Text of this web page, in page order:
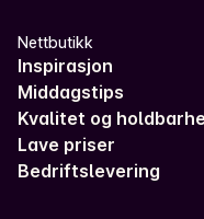
Nettbutikk
Inspirasjon
Middagstips
Kvalitet og
Lave priser
Bedriftslevering